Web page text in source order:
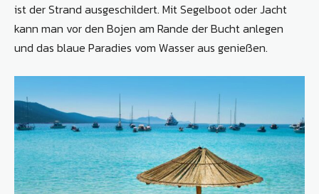
ist der Strand ausgeschildert. Mit Segelboot oder Jacht
kann man vor den Bojen am Rande der Bucht anlegen
und das blaue Paradies vom Wasser aus genießen.